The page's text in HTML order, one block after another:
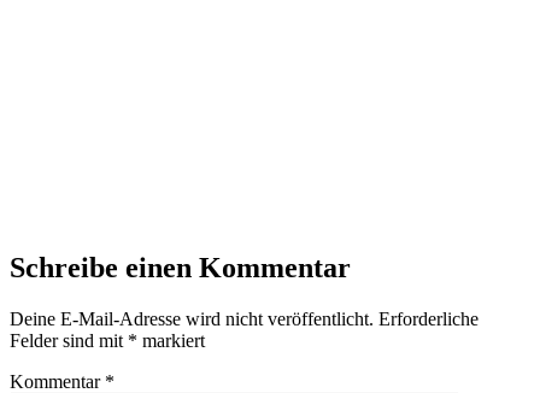
Schreibe einen Kommentar
Deine E-Mail-Adresse wird nicht veröffentlicht. Erforderliche
Felder sind mit * markiert
Kommentar *